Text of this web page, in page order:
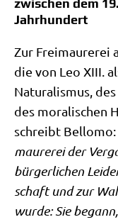
zwischen dem
Jahrhundert
Zur Frei­mau­re­rei
die von Leo XIII.
Natu­ra­lis­mus,
des mora­li­schen
schreibt Bel­lo­mo:
mau­re­rei der
bür­ger­li­chen
schaft und zur
wur­de: Sie